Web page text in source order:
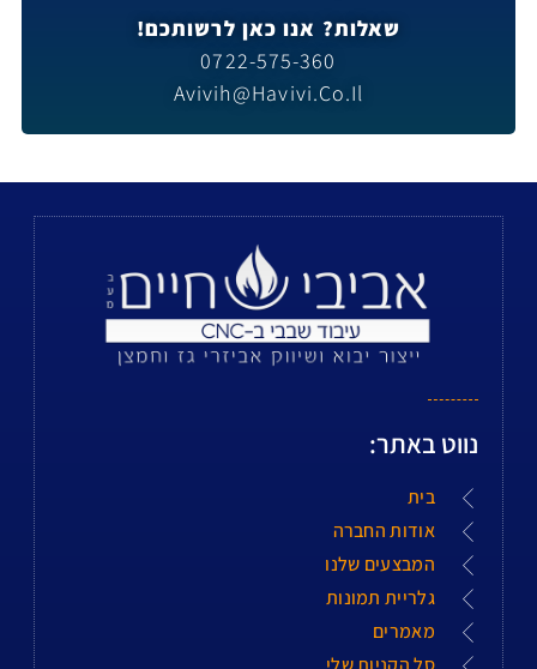
שאלות? אנו כאן לרשותכם!
0722-575-360
Avivih@havivi.co.il
נווט באתר:
בית
אודות החברה
המבצעים שלנו
גלריית תמונות
מאמרים